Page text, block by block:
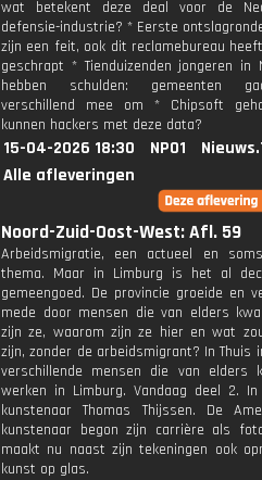
wat betekent deze deal voor de
defensie-industrie? * Eerste
zijn een feit, ook dit reclamebureau
geschrapt * Tienduizenden jongeren in
hebben schulden: gemeenten
verschillend mee om * Chipsoft
kunnen hackers met deze data?
15-04-2026 18:30 NPO1
Alle afleveringen
Noord-Zuid-Oost-West: Afl. 59
Arbeidsmigratie, een actueel en
thema. Maar in Limburg is het al
gemeengoed. De provincie groeide en
mede door mensen die van elders
zijn ze, waarom zijn ze hier en wat
zijn, zonder de arbeidsmigrant? In Thuis
verschillende mensen die van elders
werken in Limburg. Vandaag deel 2.
kunstenaar Thomas Thijssen. De
kunstenaar begon zijn carrière als
maakt nu naast zijn tekeningen ook
kunst op glas.